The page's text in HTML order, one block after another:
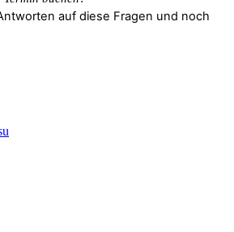
auf diese Fragen und noch